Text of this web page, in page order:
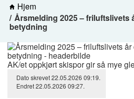
Hjem
Årsmelding 2025 – friluftslivets
betydning
AK/et oppkjørt skispor gir så mye
Dato skrevet22.05.2026 09:19.
Endret22.05.2026 09:27.